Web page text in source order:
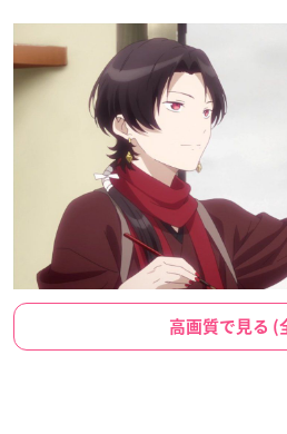
高画質で見る (